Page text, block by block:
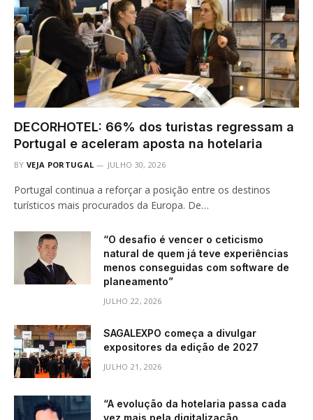
DECORHOTEL: 66% dos turistas regressam a
Portugal e aceleram aposta na hotelaria
BY VEJA PORTUGAL JULHO 30, 2026
Portugal continua a reforçar a posição entre os destinos
turísticos mais procurados da Europa. De…
“O desafio é vencer o ceticismo
natural de quem já teve experiências
menos conseguidas com software de
planeamento”
JULHO 22, 2026
SAGALEXPO começa a divulgar
expositores da edição de 2027
JULHO 21, 2026
“A evolução da hotelaria passa cada
vez mais pela digitalização,